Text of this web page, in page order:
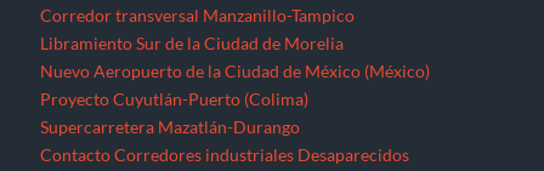
Corredor transversal Manzanillo-Tampico
Libramiento Sur de la Ciudad de Morelia
Nuevo Aeropuerto de la Ciudad de México (México)
Proyecto Cuyutlán-Puerto (Colima)
Supercarretera Mazatlán-Durango
Contacto Corredores industriales Desaparecidos